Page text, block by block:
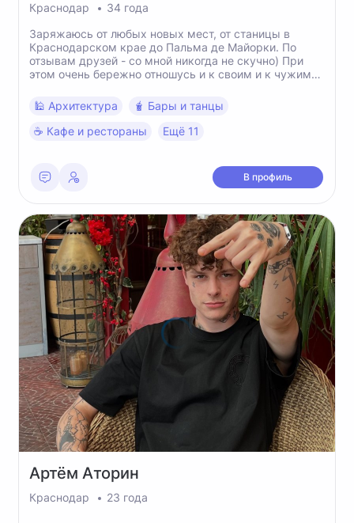
Краснодар
34 года
Заряжаюсь от любых новых мест, от станицы в
Краснодарском крае до Пальма де Майорки. По
отзывам друзей - со мной никогда не скучно) При
этом очень бережно отношусь и к своим и к чужим
времяпрепровождению в путешествии. Люблю сама
собирать маршрут, обожаю Египет в декабре и
чередую режим «Тюленя» с 20000 шагов в день)
🕌 Архитектура
🧋 Бары и танцы
☕️ Кафе и рестораны
Ещё 11
В профиль
Артём Аторин
Краснодар 23 года